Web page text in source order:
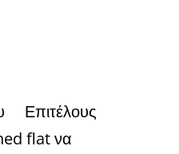
Επιτέλους
flat να